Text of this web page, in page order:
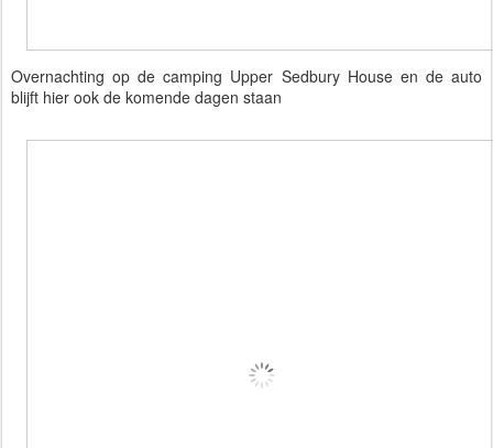
Overnachting op de camping Upper Sedbury House en de auto
blijft hier ook de komende dagen staan